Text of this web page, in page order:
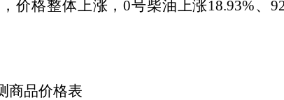
价格整体上涨，0号柴油上涨18.93%、
商品价格表